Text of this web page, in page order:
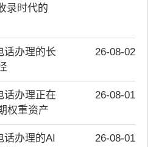
录时代的
话办理的长
26-08-02
话办理正在
权重资产
26-08-01
话办理的AI
26-08-01